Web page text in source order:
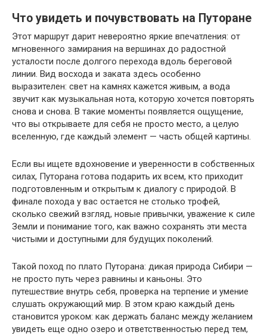
Что увидеть и почувствовать на Путоране
Этот маршрут дарит невероятно яркие впечатления: от
мгновенного замирания на вершинах до радостной
усталости после долгого перехода вдоль береговой
линии. Вид восхода и заката здесь особенно
выразителен: свет на камнях кажется живым, а вода
звучит как музыкальная нота, которую хочется повторять
снова и снова. В такие моменты появляется ощущение,
что вы открываете для себя не просто место, а целую
вселенную, где каждый элемент — часть общей картины.
Если вы ищете вдохновение и уверенности в собственных
силах, Путорана готова подарить их всем, кто приходит
подготовленным и открытым к диалогу с природой. В
финале похода у вас остается не столько трофей,
сколько свежий взгляд, новые привычки, уважение к силе
Земли и понимание того, как важно сохранять эти места
чистыми и доступными для будущих поколений.
Такой поход по плато Путорана: дикая природа Сибири —
не просто путь через равнины и каньоны. Это
путешествие внутрь себя, проверка на терпение и умение
слушать окружающий мир. В этом краю каждый день
становится уроком: как держать баланс между желанием
увидеть еще одно озеро и ответственностью перед тем,